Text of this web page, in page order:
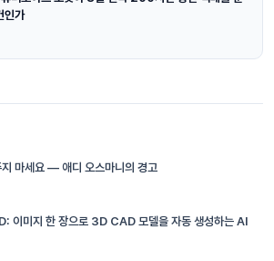
인가
마세요 — 애디 오스마니의 경고
이미지 한 장으로 3D CAD 모델을 자동 생성하는 AI